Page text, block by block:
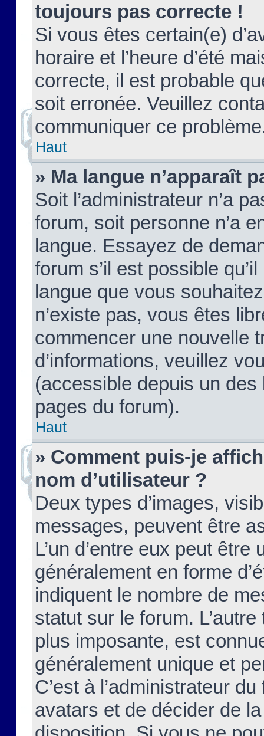
toujours pas correcte !
Si vous êtes certain(e)
horaire et l’heure d’été
correcte, il est probable
soit erronée. Veuillez
communiquer ce
Haut
» Ma langue n’apparaît
Soit l’administrateur n’a
forum, soit personne n’a
langue. Essayez de
forum s’il est possible
langue que vous
n’existe pas, vous êtes
commencer une nouvelle
d’informations, veuillez
(accessible depuis un
pages du forum).
Haut
» Comment puis-je
nom d’utilisateur ?
Deux types d’images,
messages, peuvent être
L’un d’entre eux peut
généralement en forme
indiquent le nombre de
statut sur le forum.
plus imposante, est
généralement unique et
C’est à l’administrateur
avatars et de décider de